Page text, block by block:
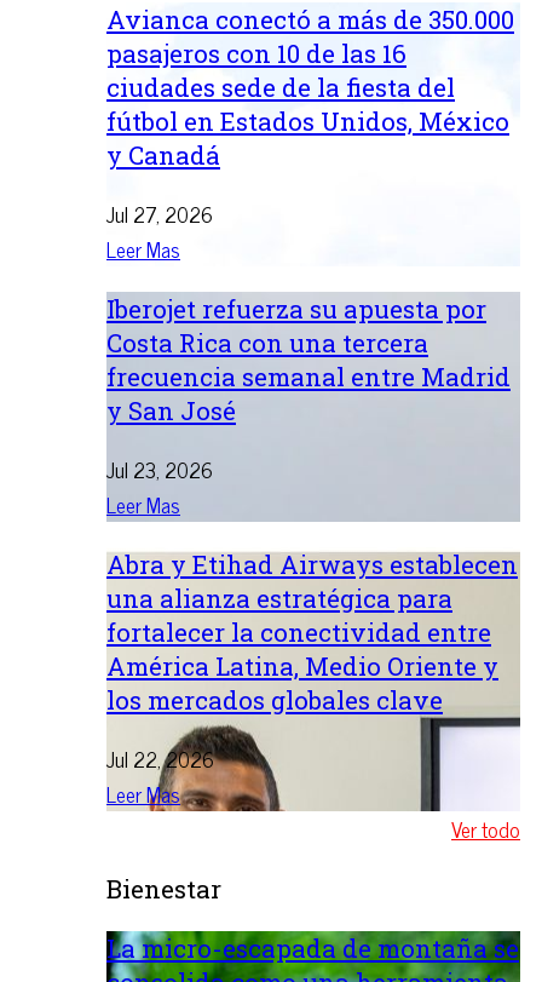
Avianca conectó a más de 350.000
pasajeros con 10 de las 16
ciudades sede de la fiesta del
fútbol en Estados Unidos, México
y Canadá
Jul 27, 2026
Leer Mas
Iberojet refuerza su apuesta por
Costa Rica con una tercera
frecuencia semanal entre Madrid
y San José
Jul 23, 2026
Leer Mas
Abra y Etihad Airways establecen
una alianza estratégica para
fortalecer la conectividad entre
América Latina, Medio Oriente y
los mercados globales clave
Jul 22, 2026
Leer Mas
Ver todo
Bienestar
La micro-escapada de montaña se